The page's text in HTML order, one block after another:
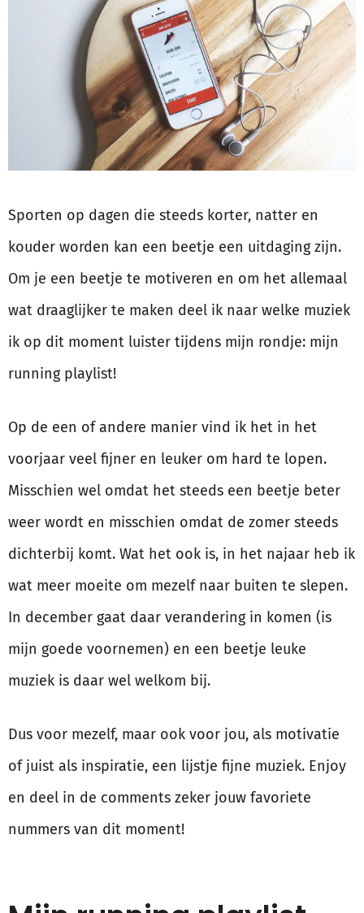
Sporten op dagen die steeds korter, natter en
kouder worden kan een beetje een uitdaging zijn.
Om je een beetje te motiveren en om het allemaal
wat draaglijker te maken deel ik naar welke muziek
ik op dit moment luister tijdens mijn rondje: mijn
running playlist!
Op de een of andere manier vind ik het in het
voorjaar veel fijner en leuker om hard te lopen.
Misschien wel omdat het steeds een beetje beter
weer wordt en misschien omdat de zomer steeds
dichterbij komt. Wat het ook is, in het najaar heb ik
wat meer moeite om mezelf naar buiten te slepen.
In december gaat daar verandering in komen (is
mijn goede voornemen) en een beetje leuke
muziek is daar wel welkom bij.
Dus voor mezelf, maar ook voor jou, als motivatie
of juist als inspiratie, een lijstje fijne muziek. Enjoy
en deel in de comments zeker jouw favoriete
nummers van dit moment!